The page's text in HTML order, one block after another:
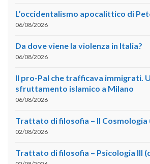
L’occidentalismo apocalittico di
06/08/2026
Da dove viene la violenza in Italia?
06/08/2026
Il pro-Pal che trafficava immigrati.
sfruttamento islamico a Milano
06/08/2026
Trattato di filosofia – II Cosmologia
02/08/2026
Trattato di filosofia – Psicologia III